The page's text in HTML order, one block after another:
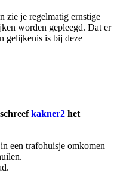
zie je regelmatig ernstige
worden gepleegd. Dat er
gelijkenis is bij deze
schreefkakner2 het
een trafohuisje omkomen